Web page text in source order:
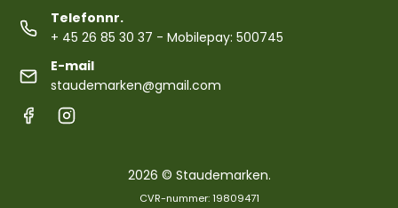
Telefonnr.
+ 45 26 85 30 37 - Mobilepay: 500745
E-mail
staudemarken@gmail.com
2026 © Staudemarken.
CVR-nummer: 19809471